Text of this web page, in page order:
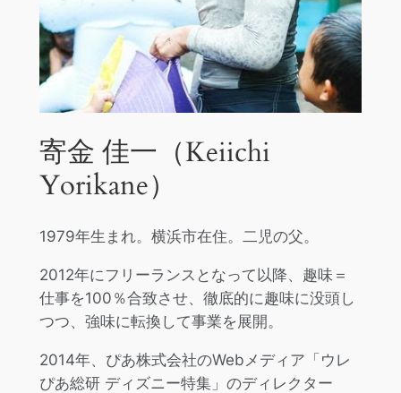
寄金 佳一（Keiichi
Yorikane）
1979年生まれ。横浜市在住。二児の父。
2012年にフリーランスとなって以降、趣味＝
仕事を100％合致させ、徹底的に趣味に没頭し
つつ、強味に転換して事業を展開。
2014年、ぴあ株式会社のWebメディア「ウレ
ぴあ総研 ディズニー特集」のディレクター